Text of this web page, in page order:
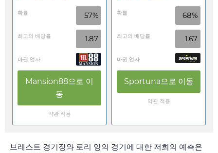
확률 57%
최고의 배당률 1.87
마권 업자
Mansion88으로 이
동
약관 적용
확률 68%
최고의 배당률 1.67
마권 업자
Sportuna으로 이동
약관 적용
브레스트 경기장와 로리 앙의 경기에 대한 저희의 예측은